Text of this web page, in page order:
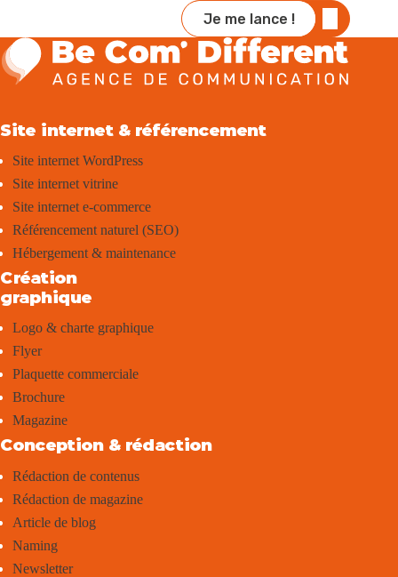
Je me lance !
Site internet & référencement
Site internet WordPress
Site internet vitrine
Site internet e-commerce
Référencement naturel (SEO)
Hébergement & maintenance
Création
graphique
Logo & charte graphique
Flyer
Plaquette commerciale
Brochure
Magazine
Conception & rédaction
Rédaction de contenus
Rédaction de magazine
Article de blog
Naming
Newsletter